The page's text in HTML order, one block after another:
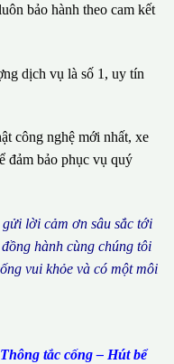
bảo hành theo cam kết
dịch vụ là số 1, uy tín
công nghệ mới nhất, xe
đảm bảo phục vụ quý
gửi lời cảm ơn sâu sắc tới
đồng hành cùng chúng tôi
ống vui khỏe và có một môi
tắc cống – Hút bể